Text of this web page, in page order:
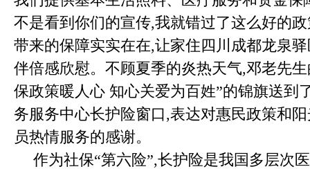
不是看到你们的宣传,我就错过了这么好的
带来的保障实实在在,让家住四川成都龙泉
伴倍感欣慰。不顾夏季的炎热天气,邓老先
保政策暖人心 知心关爱为百姓”的锦旗送到
务服务中心长护险窗口,表达对惠民政策和
员热情服务的感谢。
作为社保“第六险”,长护险是我国多层次